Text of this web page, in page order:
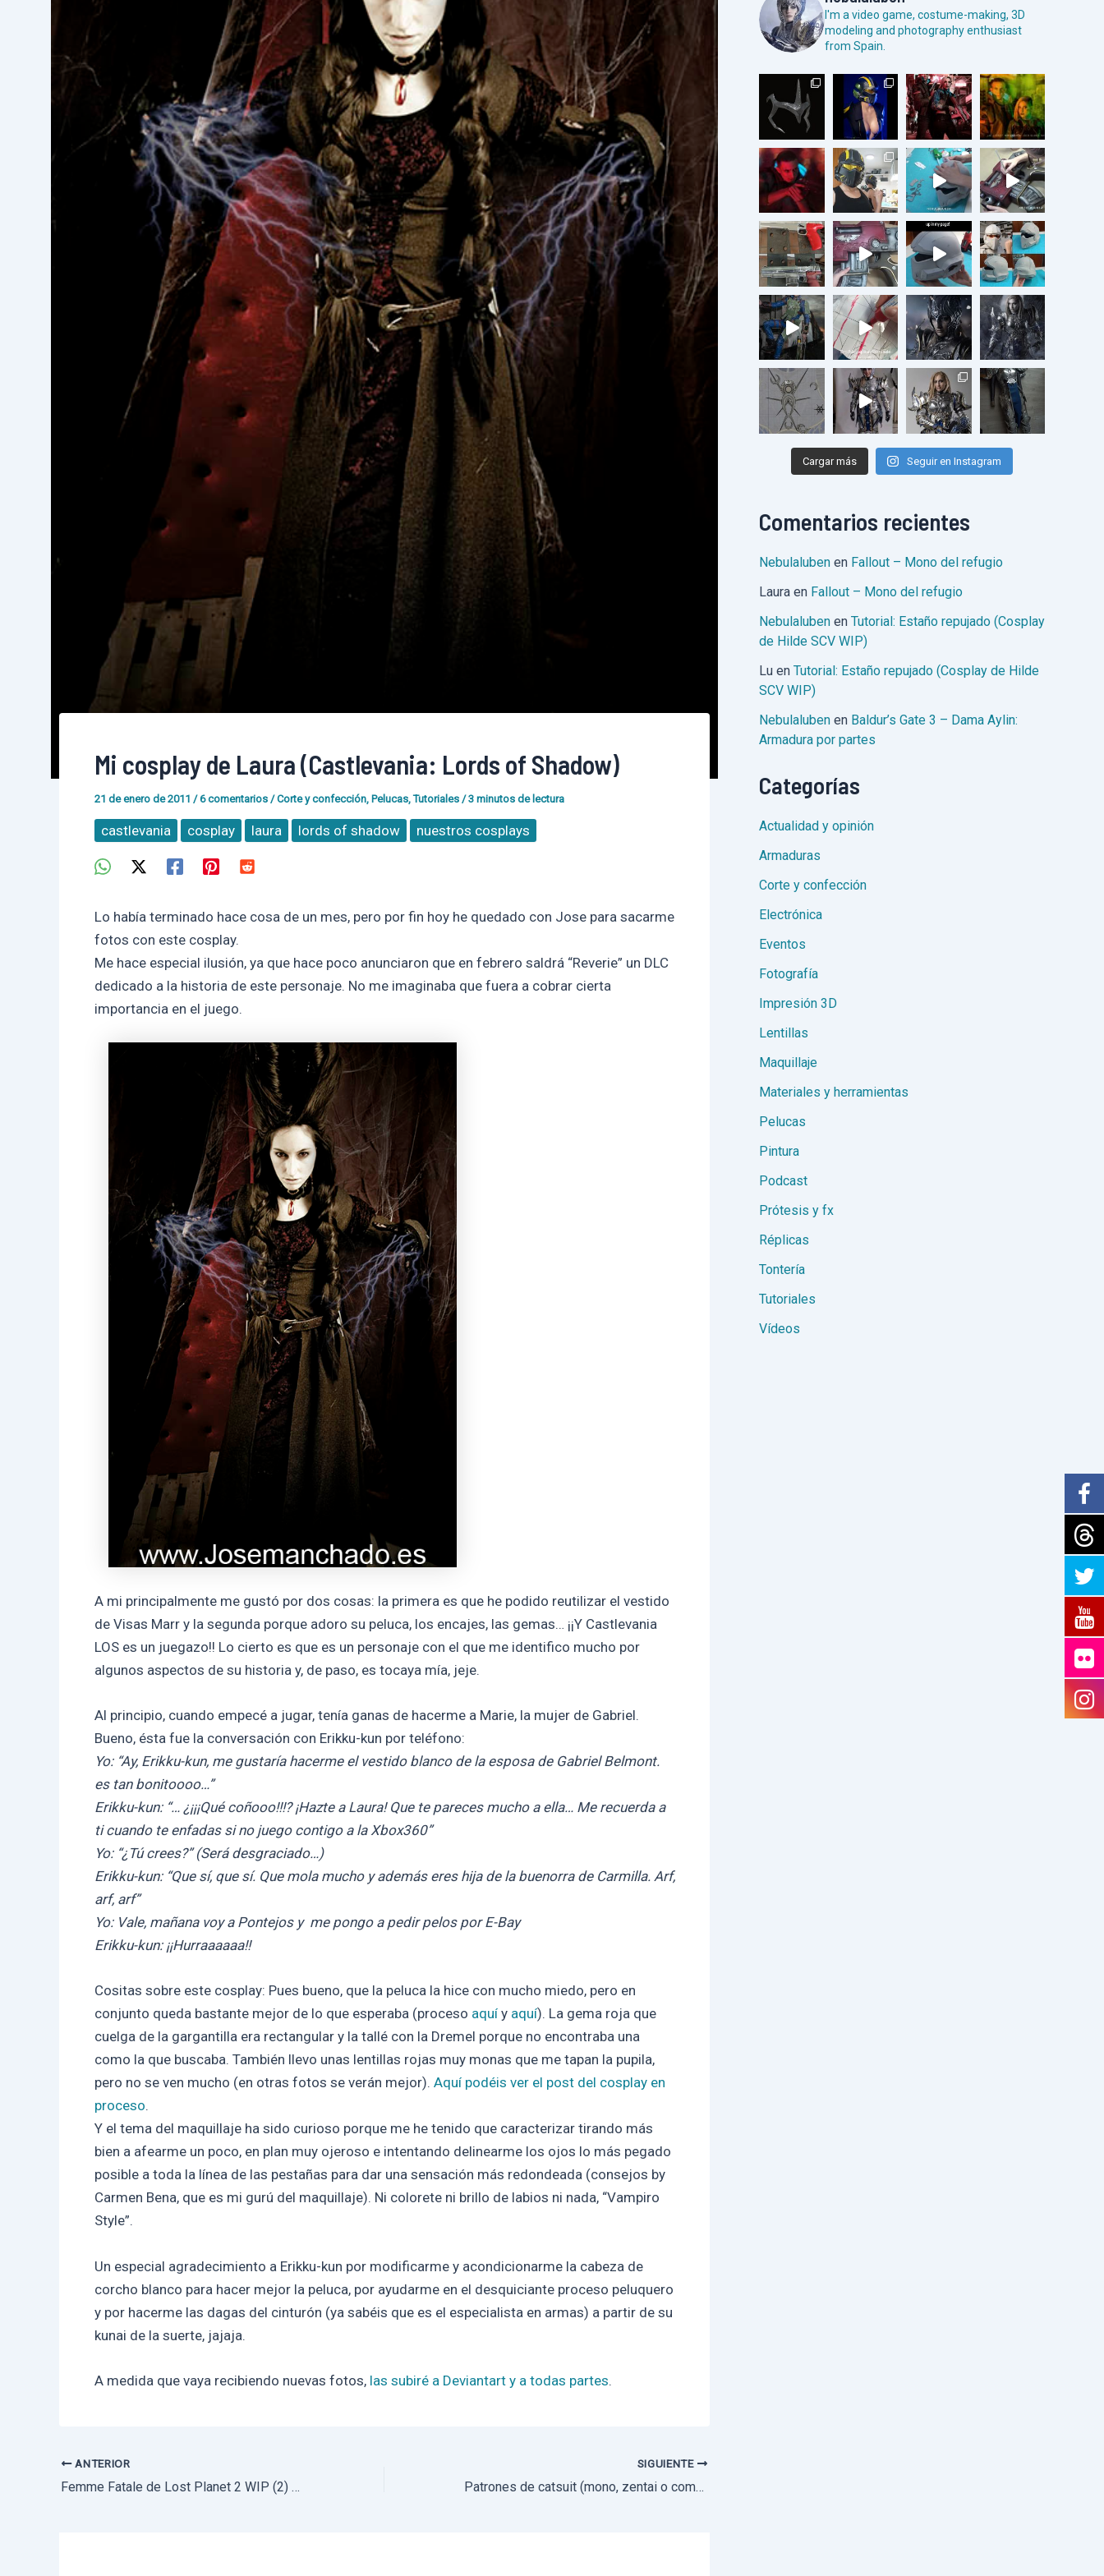
Mi cosplay de Laura (Castlevania: Lords of Shadow)
21 de enero de 2011 /6 comentarios /Corte y confección, Pelucas,Tutoriales/3 minutos de lectura
castlevania cosplay laura lords of shadow nuestros cosplays
Lo había terminado hace cosa de un mes, pero por fin hoy he quedado con Jose para sacarme
fotos con este cosplay.
Me hace especial ilusión, ya que hace poco anunciaron que en febrero saldrá “Reverie” un DLC
dedicado a la historia de este personaje. No me imaginaba que fuera a cobrar cierta
importancia en el juego.
A mi principalmente me gustó por dos cosas: la primera es que he podido reutilizar el vestido
de Visas Marr y la segunda porque adoro su peluca, los encajes, las gemas… ¡¡Y Castlevania
LOS es un juegazo!! Lo cierto es que es un personaje con el que me identifico mucho por
algunos aspectos de su historia y, de paso, es tocaya mía, jeje.
Al principio, cuando empecé a jugar, tenía ganas de hacerme a Marie, la mujer de Gabriel.
Bueno, ésta fue la conversación con Erikku-kun por teléfono:
Yo: “Ay, Erikku-kun, me gustaría hacerme el vestido blanco de la esposa de Gabriel Belmont.
es tan bonitoooo…”
Erikku-kun: “… ¿¡¡¡Qué coñooo!!!? ¡Hazte a Laura! Que te pareces mucho a ella… Me recuerda a
ti cuando te enfadas si no juego contigo a la Xbox360”
Yo: “¿Tú crees?” (Será desgraciado…)
Erikku-kun: “Que sí, que sí. Que mola mucho y además eres hija de la buenorra de Carmilla. Arf,
arf, arf”
Yo: Vale, mañana voy a Pontejos y me pongo a pedir pelos por E-Bay
Erikku-kun: ¡¡Hurraaaaaa!!
Cositas sobre este cosplay: Pues bueno, que la peluca la hice con mucho miedo, pero en
conjunto queda bastante mejor de lo que esperaba (proceso aquí y aquí). La gema roja que
cuelga de la gargantilla era rectangular y la tallé con la Dremel porque no encontraba una
como la que buscaba. También llevo unas lentillas rojas muy monas que me tapan la pupila,
pero no se ven mucho (en otras fotos se verán mejor). Aquí podéis ver el post del cosplay en
proceso.
Y el tema del maquillaje ha sido curioso porque me he tenido que caracterizar tirando más
bien a afearme un poco, en plan muy ojeroso e intentando delinearme los ojos lo más pegado
posible a toda la línea de las pestañas para dar una sensación más redondeada (consejos by
Carmen Bena, que es mi gurú del maquillaje). Ni colorete ni brillo de labios ni nada, “Vampiro
Style”.
Un especial agradecimiento a Erikku-kun por modificarme y acondicionarme la cabeza de
corcho blanco para hacer mejor la peluca, por ayudarme en el desquiciante proceso peluquero
y por hacerme las dagas del cinturón (ya sabéis que es el especialista en armas) a partir de su
kunai de la suerte, jajaja.
A medida que vaya recibiendo nuevas fotos, las subiré a Deviantart y a todas partes.
Navegación
de
ANTERIOR
Femme Fatale de Lost Planet 2 WIP (2) Vestido (por llamarlo de alguna manera)
SIGUIENTE
Patrones de catsuit (mono, zentai o como queráis llamarlo) DIY
I'm a video game, costume-making, 3D
modeling and photography enthusiast
from Spain.
Cargar más Seguir en Instagram
Comentarios recientes
Nebulaluben en Fallout – Mono del refugio
Laura en Fallout – Mono del refugio
Nebulaluben en Tutorial: Estaño repujado (Cosplay
de Hilde SCV WIP)
Lu en Tutorial: Estaño repujado (Cosplay de Hilde
SCV WIP)
Nebulaluben en Baldur’s Gate 3 – Dama Aylin:
Armadura por partes
Categorías
Actualidad y opinión
Armaduras
Corte y confección
Electrónica
Eventos
Fotografía
Impresión 3D
Lentillas
Maquillaje
Materiales y herramientas
Pelucas
Pintura
Podcast
Prótesis y fx
Réplicas
Tontería
Tutoriales
Vídeos